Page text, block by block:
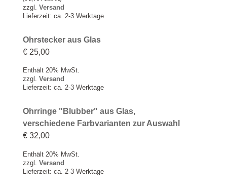
zzgl. Versand
Lieferzeit: ca. 2-3 Werktage
Ohrstecker aus Glas
€25,00
Enthält 20% MwSt.
zzgl. Versand
Lieferzeit: ca. 2-3 Werktage
Ohrringe "Blubber" aus Glas,
verschiedene Farbvarianten zur Auswahl
€32,00
Enthält 20% MwSt.
zzgl. Versand
Lieferzeit: ca. 2-3 Werktage